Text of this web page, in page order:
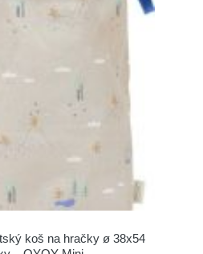
koš na hračky ø 38x54